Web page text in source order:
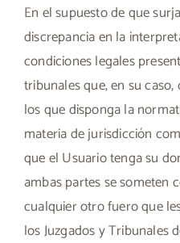
En el supuesto de que
discrepancia en la
condiciones legales
tribunales que, en su
los que disponga la
materia de jurisdicción
que el Usuario tenga su
ambas partes se someten
cualquier otro fuero que
los Juzgados y Tribunales